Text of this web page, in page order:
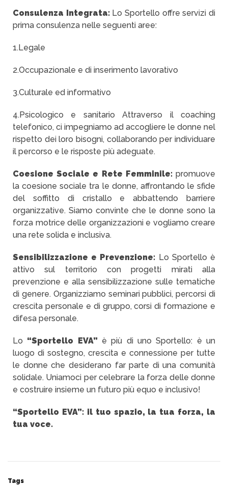
Consulenza Integrata:Lo Sportello offre servizi di
prima consulenza nelle seguenti aree:
1.Legale
2.Occupazionale e di inserimento lavorativo
3.Culturale ed informativo
4.Psicologico e sanitario Attraverso il coaching
telefonico, ci impegniamo ad accogliere le donne nel
rispetto dei loro bisogni, collaborando per individuare
il percorso e le risposte più adeguate.
Coesione Sociale e Rete Femminile:promuove
la coesione sociale tra le donne, affrontando le sfide
del soffitto di cristallo e abbattendo barriere
organizzative. Siamo convinte che le donne sono la
forza motrice delle organizzazioni e vogliamo creare
una rete solida e inclusiva.
Sensibilizzazione e Prevenzione: Lo Sportello è
attivo sul territorio con progetti mirati alla
prevenzione e alla sensibilizzazione sulle tematiche
di genere. Organizziamo seminari pubblici, percorsi di
crescita personale e di gruppo, corsi di formazione e
difesa personale.
Lo “Sportello EVA” è più di uno Sportello: è un
luogo di sostegno, crescita e connessione per tutte
le donne che desiderano far parte di una comunità
solidale. Uniamoci per celebrare la forza delle donne
e costruire insieme un futuro più equo e inclusivo!
“Sportello EVA”: il tuo spazio, la tua forza, la
tua voce.
Tags